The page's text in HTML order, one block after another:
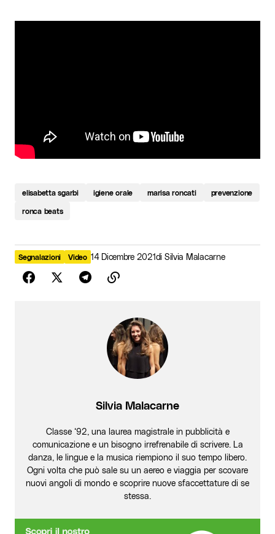
elisabetta sgarbi igiene orale marisa roncati prevenzione
ronca beats
Segnalazioni Video 14 Dicembre 2021di Silvia Malacarne
Silvia Malacarne
Classe ‘92, una laurea magistrale in pubblicità e
comunicazione e un bisogno irrefrenabile di scrivere. La
danza, le lingue e la musica riempiono il suo tempo libero.
Ogni volta che può sale su un aereo e viaggia per scovare
nuovi angoli di mondo e scoprire nuove sfaccettature di se
stessa.